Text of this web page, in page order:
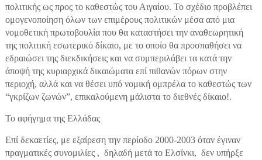
πολιτικής ως προς το καθεστώς του Αιγαίου. Το σχέδιο προβλέπει
ομογενοποίηση όλων των επιμέρους πολιτικών μέσα από μια
νομοθετική πρωτοβουλία που θα καταστήσει την αναθεωρητική
της πολιτική εσωτερικό δίκαιο, με το οποίο θα προσπαθήσει να
εδραιώσει της διεκδικήσεις και να συμπεριλάβει τα κατά την
άποψή της κυριαρχικά δικαιώματα επί πιθανών πόρων στην
περιοχή, αλλά και να θέσει υπό νομική ομπρέλα το καθεστώς των
“γκρίζων ζωνών”, επικαλούμενη μάλιστα το διεθνές δίκαιο!.
Το αφήγημα της Ελλάδας
Επί δεκαετίες, με εξαίρεση την περίοδο 2000-2003 όταν έγιναν
πραγματικές συνομιλίες , δηλαδή μετά το Ελσίνκι, δεν υπήρξε